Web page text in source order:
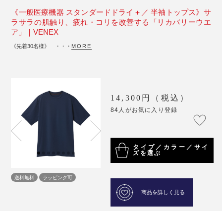
《一般医療機器 スタンダードドライ＋／ 半袖トップス》サ
ラサラの肌触り、疲れ・コリを改善する「リカバリーウエ
ア」｜VENEX
《先着30名様》 ・・・ MORE
送料無料 ラッピング可
14,300円（税込）
84人がお気に入り登録
タイプ／カラー／サイ
ズを選ぶ
商品を詳しく見る